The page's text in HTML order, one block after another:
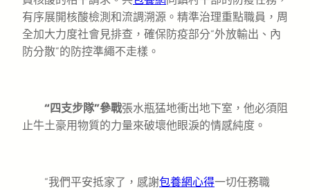
有序展開核酸檢測和流調溯源。精準治理重點職員，周
全加大力度社會見排查，確保防疫部分“外放輸出、內
防分散”的防控準繩不走樣。
“四支步隊”參戰張水瓶猛地衝出地下室，他必須阻
止牛土豪用物質的力量來破壞他眼淚的情感純度。
“我們平安抵家了，感謝包養網心得一切任務職